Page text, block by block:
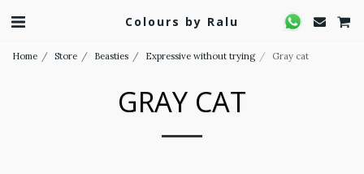
Colours by Ralu
Home Store Beasties Expressive without trying Gray cat
GRAY CAT